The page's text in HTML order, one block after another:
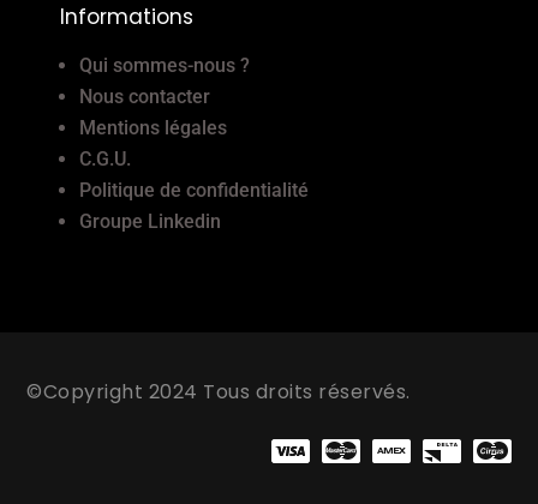
Informations
Qui sommes-nous ?
Nous contacter
Mentions légales
C.G.U.
Politique de confidentialité
Groupe Linkedin
©Copyright 2024 Tous droits réservés.